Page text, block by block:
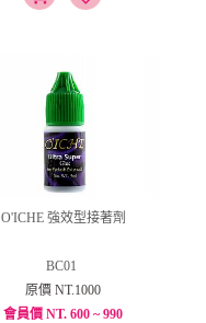
O'ICHE 強效型接著劑
BC01
原價 NT.1000
會員價 NT. 600 ~ 990